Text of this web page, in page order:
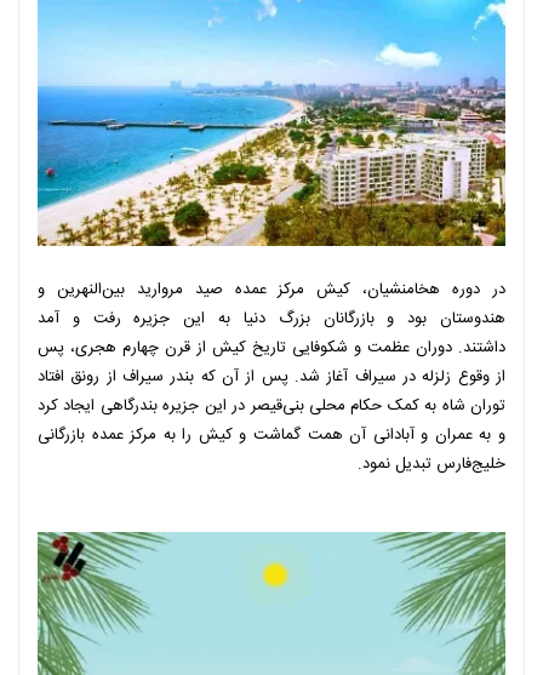
در دوره هخامنشیان، کیش مرکز عمده صید مروارید بین‌النهرین و
هندوستان بود و بازرگانان بزرگ دنیا به این جزیره رفت و آمد
داشتند. دوران عظمت و شکوفایی تاریخ کیش از قرن چهارم هجری، پس
از وقوع زلزله در سیراف آغاز شد. پس از آن که بندر سیراف از رونق افتاد
توران شاه به کمک حکام محلی بنی‌قیصر در این جزیره بندرگاهی ایجاد کرد
و به عمران و آبادانی آن همت گماشت و کیش را به مرکز عمده بازرگانی
خلیج‌فارس تبدیل نمود.